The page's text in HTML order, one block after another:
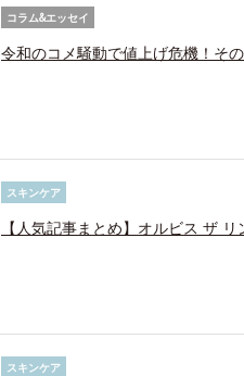
コラム&エッセイ
令和のコメ騒動で値上げ危機！そ
スキンケア
【人気記事まとめ】オルビス ザ
スキンケア